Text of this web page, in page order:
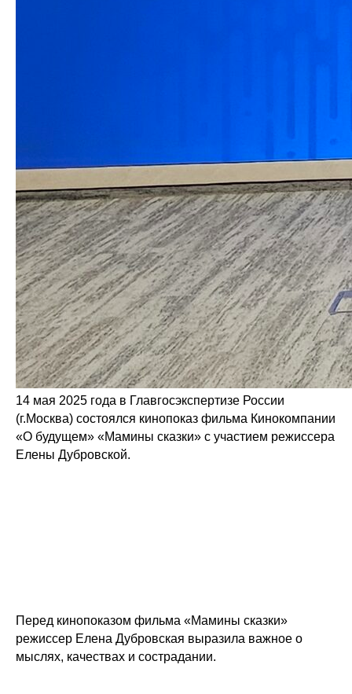
14 мая 2025 года в Главгосэкспертизе России
(г.Москва) состоялся кинопоказ фильма Кинокомпании
«О будущем» «Мамины сказки» с участием режиссера
Елены Дубровской.
Перед кинопоказом фильма «Мамины сказки»
режиссер Елена Дубровская выразила важное о
мыслях, качествах и сострадании.